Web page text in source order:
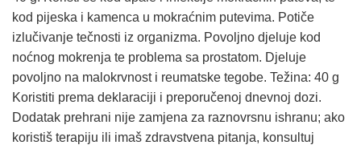
kod pijeska i kamenca u mokraćnim putevima. Potiče
izlučivanje tečnosti iz organizma. Povoljno djeluje kod
noćnog mokrenja te problema sa prostatom. Djeluje
povoljno na malokrvnost i reumatske tegobe. Težina: 40 g
Koristiti prema deklaraciji i preporučenoj dnevnoj dozi.
Dodatak prehrani nije zamjena za raznovrsnu ishranu; ako
koristiš terapiju ili imaš zdravstvena pitanja, konsultuj